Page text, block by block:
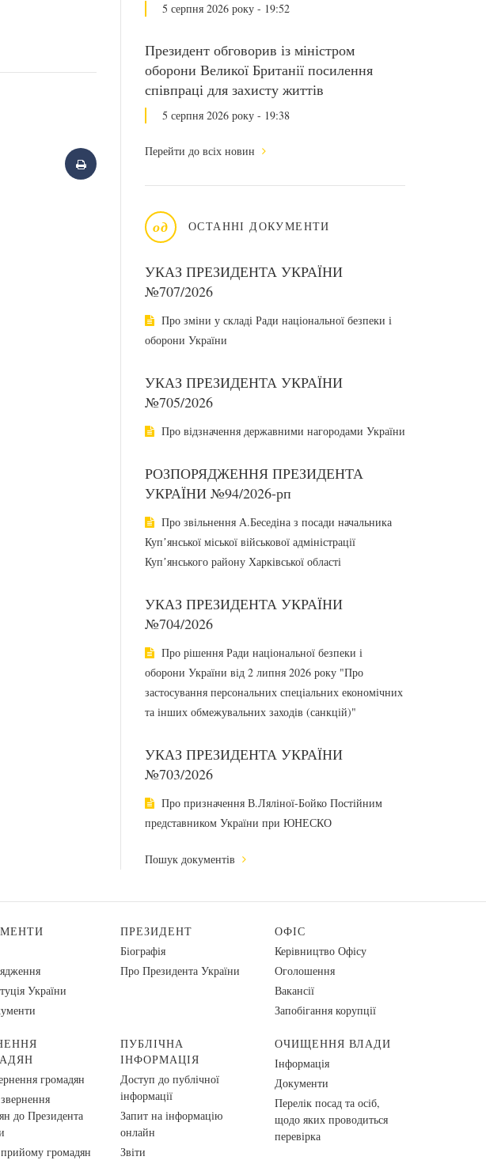
5 серпня 2026 року - 19:52
Президент обговорив із міністром
оборони Великої Британії посилення
співпраці для захисту життів
5 серпня 2026 року - 19:38
Перейти до всіх новин
од ОСТАННІ ДОКУМЕНТИ
УКАЗ ПРЕЗИДЕНТА УКРАЇНИ
№707/2026
Про зміни у складі Ради національної безпеки і
оборони України
УКАЗ ПРЕЗИДЕНТА УКРАЇНИ
№705/2026
Про відзначення державними нагородами України
РОЗПОРЯДЖЕННЯ ПРЕЗИДЕНТА
УКРАЇНИ №94/2026-рп
Про звільнення А.Беседіна з посади начальника
Купʼянської міської військової адміністрації
Купʼянського району Харківської області
УКАЗ ПРЕЗИДЕНТА УКРАЇНИ
№704/2026
Про рішення Ради національної безпеки і
оборони України від 2 липня 2026 року "Про
застосування персональних спеціальних економічних
та інших обмежувальних заходів (санкцій)"
УКАЗ ПРЕЗИДЕНТА УКРАЇНИ
№703/2026
Про призначення В.Ляліної-Бойко Постійним
представником України при ЮНЕСКО
Пошук документів
України
ПРЕЗИДЕНТ
Біографія
Про Президента України
ОФІС
Керівництво Офісу
Оголошення
Вакансії
Запобігання корупції
громадян
до Президента
громадян
ПУБЛІЧНА
ІНФОРМАЦІЯ
Доступ до публічної
інформації
Запит на інформацію
онлайн
Звіти
ОЧИЩЕННЯ ВЛАДИ
Інформація
Документи
Перелік посад та осіб,
щодо яких проводиться
перевірка